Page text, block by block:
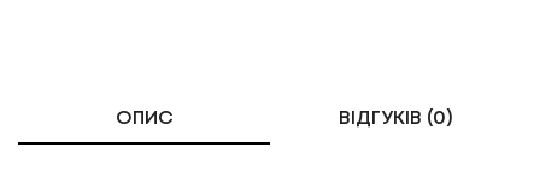
ОПИС ВІДГУКІВ (0)